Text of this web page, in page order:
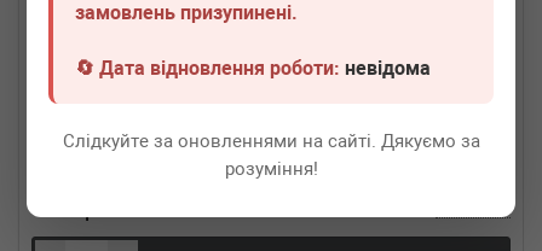
замовлень призупинені.
🔄 Дата відновлення роботи:невідома
Слідкуйте за оновленнями на сайті. Дякуємо за
розуміння!
ROTWEISS B50X100x200BN
Гофра глушника (50X100)
610